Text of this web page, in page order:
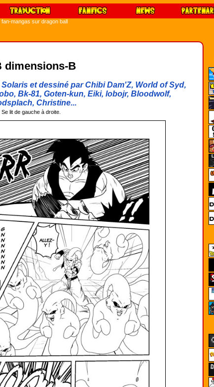
fan-mangas sur dragon ball
dimensions-B
et dessiné par Chibi Dam'Z, World of Syd,
Bk-81, Goten-kun, Eiki, lobojr, Bloodwolf,
Christine...
Se lit de gauche à droite.